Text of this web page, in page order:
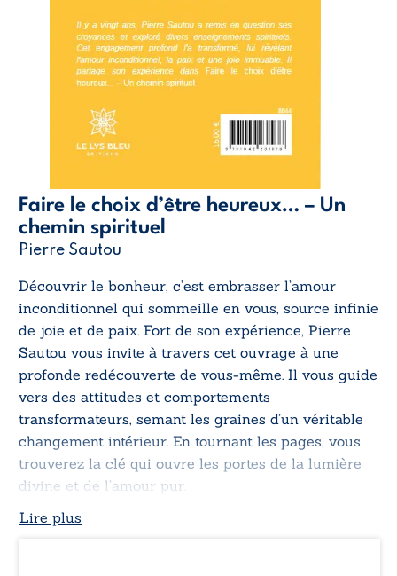
Faire le choix d’être heureux… – Un
chemin spirituel
Pierre Sautou
Découvrir le bonheur, c’est embrasser l’amour
inconditionnel qui sommeille en vous, source infinie
de joie et de paix. Fort de son expérience, Pierre
Sautou vous invite à travers cet ouvrage à une
profonde redécouverte de vous-même. Il vous guide
vers des attitudes et comportements
transformateurs, semant les graines d’un véritable
changement intérieur. En tournant les pages, vous
trouverez la clé qui ouvre les portes de la lumière
divine et de l’amour pur.
Lire plus